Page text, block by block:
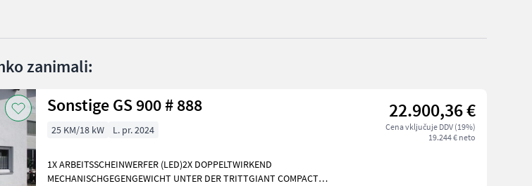
zanimali:
Sonstige GS 900 # 888 22.900,36 €
Cena vključuje DDV (19%)
19.244 € neto
25 KM/18 kW L. pr. 2024
1X ARBEITSSCHEINWERFER (LED)2X DOPPELTWIRKEND
MECHANISCHGEGENGEWICHT UNTER DER TRITTGIANT COMPACT